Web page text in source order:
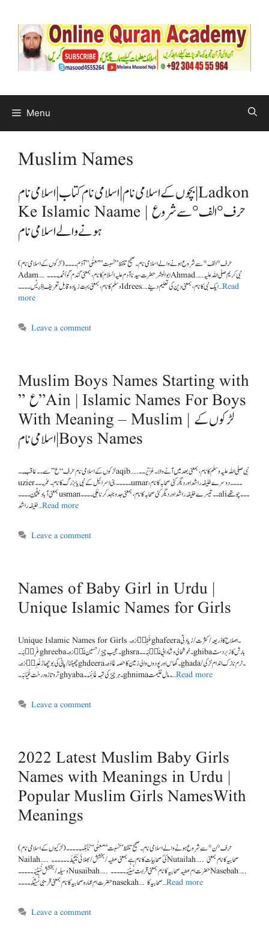
Menu
Muslim Names
بچوں کے اسلامی نام | اسلامی نام کتاب | اسلامی نام | Ladkon
Ke Islamic Naame | حرف °الف° سے شروع
ہونے والے اسلامی نام
(لڑکوں کے اسلامی نام ) حرف °الف° سے شروع ہونے والے اسلامی نام ۔ صحیح تلفظ ” نسبت ” معنٰی” آدَم۔۔۔۔
Adam…. ابو البشر حضرت سیدنا آدم علیہ السلام کا نام ،بمعنی گندم گو اَحْمَد۔۔۔۔Ahmad…..نبی کریم صلی اللہ علیہ
وسلم کا نام، بمعنی بہت زیادہ قابل تعریف اِدْرِیْس۔۔۔۔Idrees….ایک نبی کا نام ،بمعنی دین کی تعلیم دینے …Read
more
Leave a comment
Muslim Boys Names Starting with
” ع ” Ain | Islamic Names For Boys
With Meaning – Muslim | لڑکوں کے
اسلامی نام| Boys Names
لڑکوں کے اسلامی نام حرف “ع”سے۔۔ عَاقِب۔۔aqib…..نبی صلی اللہ علیہ وسلم کا نام ،بمعنی بعد میں آنے والا ۔ عُزَیْر۔۔
uzier۔۔۔۔۔بنی اسرائیل کے نبی یا بزرگ کا نام ۔ عُمَر۔۔۔umar۔۔۔۔دوسرے خلیفہ راشد اور دیگر کئی صحابہ کا نام ،
بمعنی آباد عُثْمَان۔۔۔۔usman۔۔تیسرے خلیفہ راشد اور دیگر کئی صحابہ کا نام، بمعنی جدوجہد کرنا عَلِی۔۔۔۔ali۔۔۔چوتھے
خلیفہ راشد …Read more
Leave a comment
Names of Baby Girl in Urdu |
Unique Islamic Names for Girls
Unique Islamic Names for Girls غَفِی٘رَہ۔ghafeera۔ اصلاح کا ذریعہ / کثرت / زیادتی
غَرِی٘بَہ۔ghreeba۔ عجیب چیز / حسین غَث٘رَہ۔ghsra۔ خوشحالی و شادابی غَی٘بَہ۔۔ghibaبارش کا زبردست
چھینٹا / پانی کی بوچھاڑ غَدِی٘رَہ ۔ghdeera۔ گھاس اور پودوں والی زمین کا حصہ غَادَہ۔ghada۔ نرم نازک اندام لڑکی /
تروتازہ درخت غَیَابَہ۔ghyaba۔ ہر چیز کی تہہ غَانِمَہ۔ghnima۔ مال غنیمت …Read more
Leave a comment
2022 Latest Muslim Baby Girls
Names with Meanings in Urdu |
Popular Muslim Girls NamesWith
Meanings
(لڑکیوں کے اسلامی نام ) حرف °ن° سے شروع ہونے والے اسلامی نام ۔ صحیح تلفظ ” نسبت ” معنٰی” نَائِلَہ۔۔۔۔۔
Nailah….. کئ صحابیات کا نام ہے بمعنی عطیہ/بخشش/بھلائی نُتَیْلَہ۔۔۔۔۔۔Nutailah….. صحابیہ کا نام بمعنی
وسیلہ/بخشش نُسَیْبَہ۔۔۔۔۔Nusaibah….. حضرت ام عطیہ صحابیہ کا نام بمعنی قرابت نَسِیْبَہ۔۔۔۔۔Nasebah…..
حضرت ام عمارہ صحابیہ کا نام بمعنی قریبی نَسِیْکَہ۔۔۔۔nasekah…. صحابیہ کا …Read more
Leave a comment